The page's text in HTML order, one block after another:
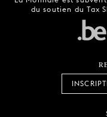
du soutien du Tax